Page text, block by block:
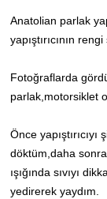
Anatolian parlak
yapıştırıcının
Fotoğraflarda
parlak,motorsiklet
Önce
döktüm,daha
ışığında sıvıyı
yedirerek yaydım.